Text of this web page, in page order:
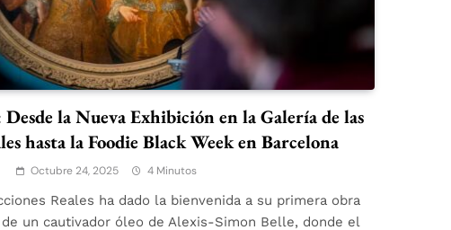
la Nueva Exhibición en la Galería de las
hasta la Foodie Black Week en Barcelona
Octubre 24, 2025 4 Minutos
Reales ha dado la bienvenida a su primera obra
un cautivador óleo de Alexis-Simon Belle, donde el